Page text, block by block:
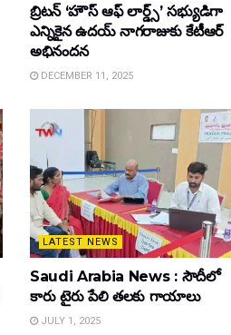
బ్రిటన్ ‘హౌస్ ఆఫ్ లార్డ్స్’ సభ్యుడిగా
ఎన్నికైన ఉదయ్ నాగరాజుకు కేటీఆర్
అభినందన
DECEMBER 11, 2025
LATEST NEWS
Saudi Arabia News : సౌదీలో
కారు టైరు పేలి తలకు గాయాలు
JULY 1, 2025